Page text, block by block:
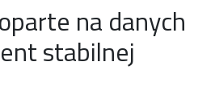
na danych
stabilnej